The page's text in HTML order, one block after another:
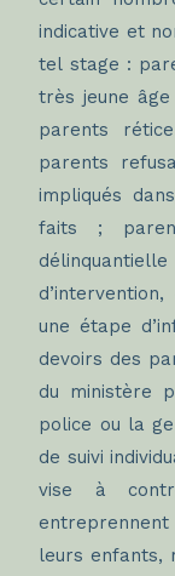
indicative et
tel stage :
très jeune
parents
parents
impliqués
faits ;
une étape
devoirs des
du ministère
police ou la
de suivi
vise à
leurs enfants,